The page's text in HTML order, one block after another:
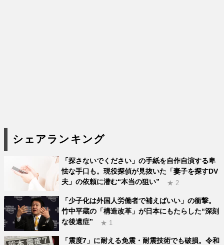
シェアランキング
「探さないでください」の手紙を自作自演する卑
怯な手口も。現役探偵が見抜いた「妻子を探すDV
夫」の依頼に潜む“本当の狙い”
★ 2
「少子化は外国人労働者で補えばいい」の衝撃。
竹中平蔵の「構造改革」が日本にもたらした“深刻
な後遺症”
★ 1
「震度7」に耐える免震・耐震技術でも破損。令和